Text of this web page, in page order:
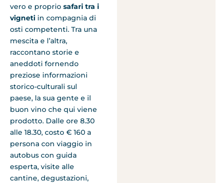
vero e proprio safari tra i
vigneti in compagnia di
osti competenti. Tra una
mescita e l’altra,
raccontano storie e
aneddoti fornendo
preziose informazioni
storico-culturali sul
paese, la sua gente e il
buon vino che qui viene
prodotto. Dalle ore 8.30
alle 18.30, costo € 160 a
persona con viaggio in
autobus con guida
esperta, visite alle
cantine, degustazioni,